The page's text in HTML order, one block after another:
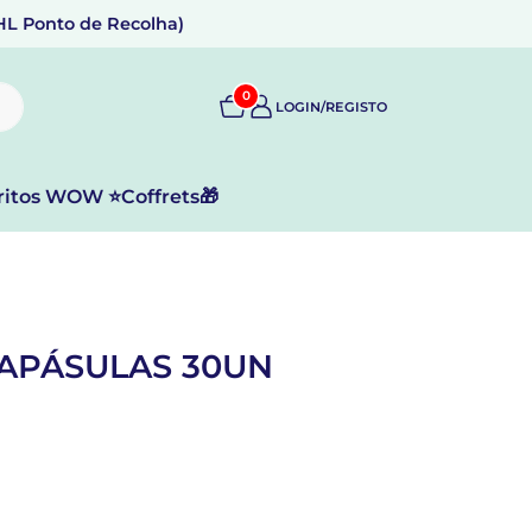
Ponto de Recolha)
0
LOGIN/REGISTO
WOW ⭐Coffrets🎁
30UN